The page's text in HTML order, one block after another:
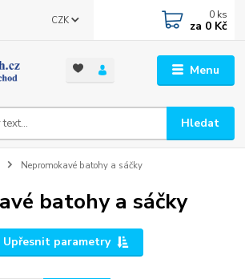
Menu
CZK
Hledat
0 ks
za 0 Kč
Nepromokavé batohy a sáčky
batohy a sáčky
Upřesnit parametry